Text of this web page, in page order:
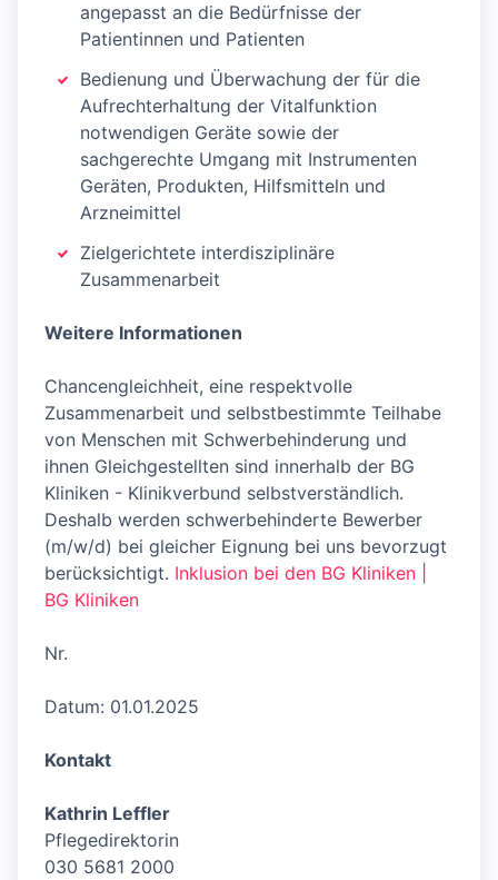
angepasst an die Bedürfnisse der
Patientinnen und Patienten
Bedienung und Überwachung der für die
Aufrechterhaltung der Vitalfunktion
notwendigen Geräte sowie der
sachgerechte Umgang mit Instrumenten
Geräten, Produkten, Hilfsmitteln und
Arzneimittel
Zielgerichtete interdisziplinäre
Zusammenarbeit
Weitere Informationen
Chancengleichheit, eine respektvolle
Zusammenarbeit und selbstbestimmte Teilhabe
von Menschen mit Schwerbehinderung und
ihnen Gleichgestellten sind innerhalb der BG
Kliniken - Klinikverbund selbstverständlich.
Deshalb werden schwerbehinderte Bewerber
(m/w/d) bei gleicher Eignung bei uns bevorzugt
berücksichtigt. Inklusion bei den BG Kliniken |
BG Kliniken
Nr.
Datum: 01.01.2025
Kontakt
Kathrin Leffler
Pflegedirektorin
030 5681 2000